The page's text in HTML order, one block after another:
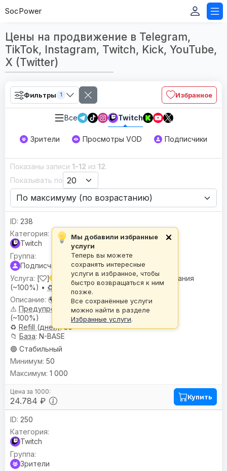
SocPower
Цены на продвижение в Telegram,
TikTok, Instagram, Twitch, Kick, YouTube,
X (Twitter)
Фильтры 1 Избранное
Все Twitch
Зрители Просмотры VOD Подписчики
Показаны записи 1-12 из 12.
Показывать по
238
Twitch
Подписчики
[
] Подписчики | 🌍 Гео:Микс •⚠️Списания
(~100%) • ♻️
🌍
География: Микс
⚠️ Предупреждениe: Списания
(~100%)
♻️ Refill (дней): 30
📁 База: N-BASE
🟢 Стабильный
24.784 ₽
50
1 000
Купить
250
Twitch
Зрители
Мы добавили избранные
услуги
Теперь вы можете
сохранять интересные
услуги в избранное, чтобы
быстро возвращаться к ним
позже.
Все сохранённые услуги
можно найти в разделе
Избранные услуги.
×